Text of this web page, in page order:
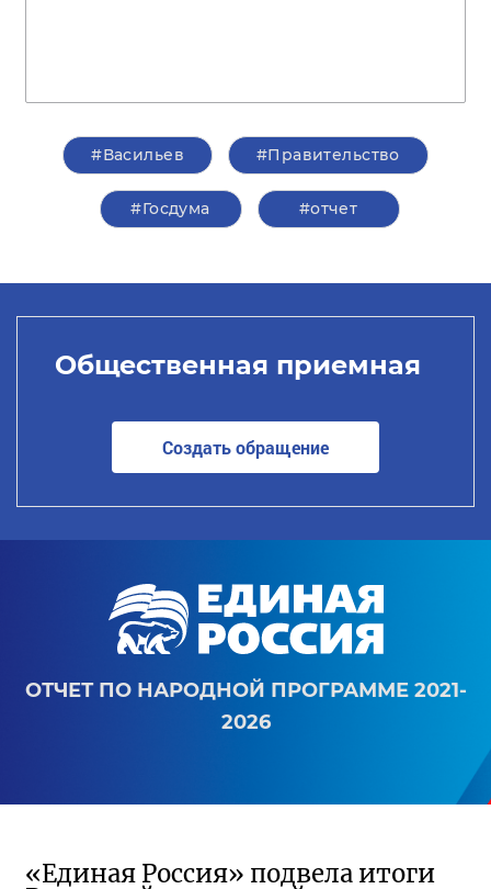
#Васильев #Правительство
#Госдума #отчет
Общественная приемная
Создать обращение
ОТЧЕТ ПО НАРОДНОЙ ПРОГРАММЕ 2021-
2026
«Единая Россия» подвела итоги